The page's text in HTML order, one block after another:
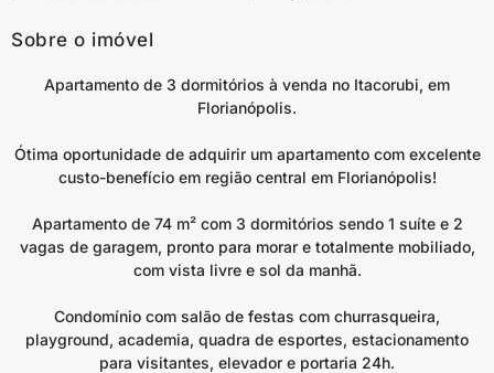
Sobre o imóvel
Apartamento de 3 dormitórios à venda no Itacorubi, em
Florianópolis.
Ótima oportunidade de adquirir um apartamento com excelente
custo-benefício em região central em Florianópolis!
Apartamento de 74 m² com 3 dormitórios sendo 1 suíte e 2
vagas de garagem, pronto para morar e totalmente mobiliado,
com vista livre e sol da manhã.
Condomínio com salão de festas com churrasqueira,
playground, academia, quadra de esportes, estacionamento
para visitantes, elevador e portaria 24h.